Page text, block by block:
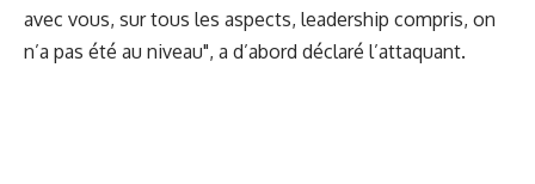
avec vous, sur tous les aspects, leadership compris, on
n’a pas été au niveau", a d’abord déclaré l’attaquant.